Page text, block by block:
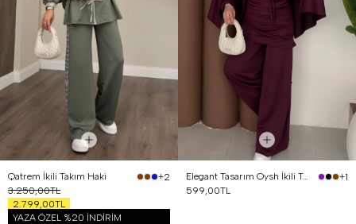
Qatrem İkili Takım Haki
+2
3.250,00TL
2.799,00TL
YAZA ÖZEL %20 İNDİRİM
Elegant Tasarım Oysh İkili Takım Mürdüm
+1
599,00TL